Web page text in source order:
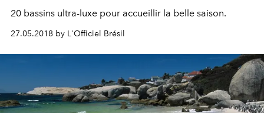
20 bassins ultra-luxe pour accueillir la belle saison.
27.05.2018 by L'Officiel Brésil